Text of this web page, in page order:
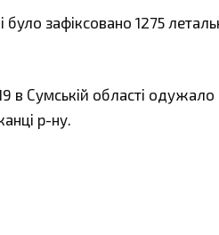
було зафіксовано 1275
в Сумській області
р-ну.